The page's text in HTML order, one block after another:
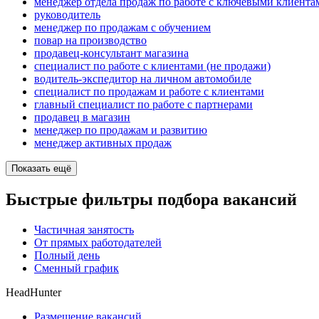
руководитель
менеджер по продажам с обучением
повар на производство
продавец-консультант магазина
специалист по работе с клиентами (не продажи)
водитель-экспедитор на личном автомобиле
специалист по продажам и работе с клиентами
главный специалист по работе с партнерами
продавец в магазин
менеджер по продажам и развитию
менеджер активных продаж
Показать ещё
Быстрые фильтры подбора вакансий
Частичная занятость
От прямых работодателей
Полный день
Сменный график
HeadHunter
Размещение вакансий